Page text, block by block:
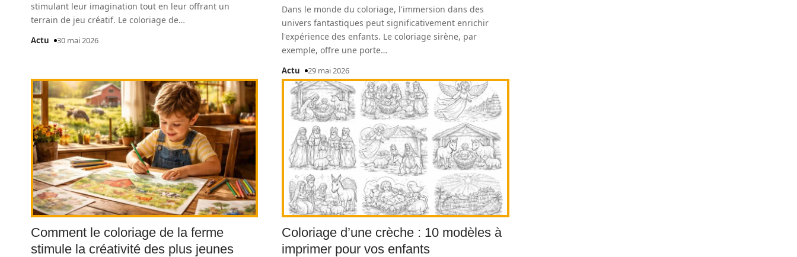
stimulant leur imagination tout en leur offrant un
terrain de jeu créatif. Le coloriage de…
Actu 30 mai 2026
Dans le monde du coloriage, l'immersion dans des
univers fantastiques peut significativement enrichir
l'expérience des enfants. Le coloriage sirène, par
exemple, offre une porte…
Actu 29 mai 2026
Comment le coloriage de la ferme
stimule la créativité des plus jeunes
Coloriage d’une crèche : 10 modèles à
imprimer pour vos enfants